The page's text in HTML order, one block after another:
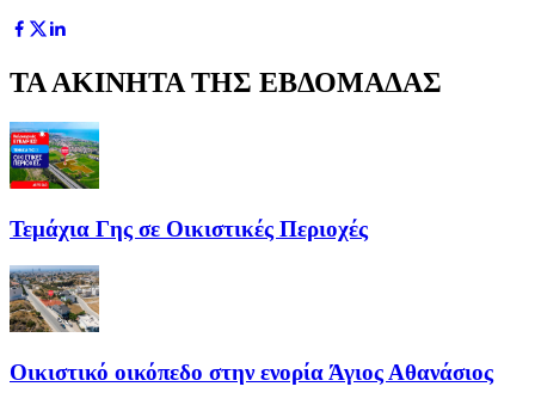
ΤΑ ΑΚΙΝΗΤΑ ΤΗΣ ΕΒΔΟΜΑΔΑΣ
Τεμάχια Γης σε Οικιστικές Περιοχές
Οικιστικό οικόπεδο στην ενορία Άγιος Αθανάσιος